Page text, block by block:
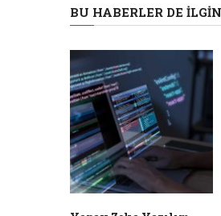
BU HABERLER DE